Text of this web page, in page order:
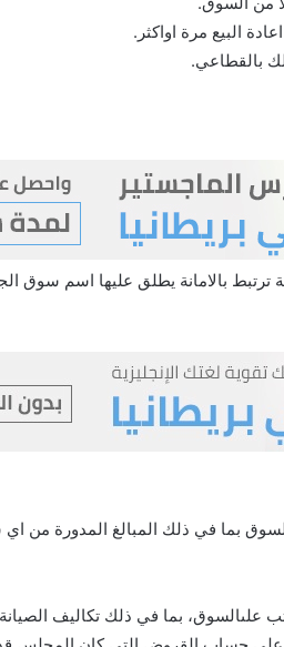
البيع مرة اواكثر.
بالقطاعي.
السوق بما في ذلك المبالغ المدورة